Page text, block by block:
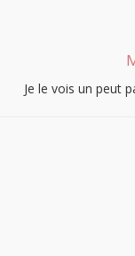
Je le vois un peut